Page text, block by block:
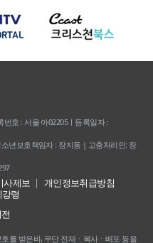
호 : 서울 아02205ㅣ등록일자 :
년보호책임자 : 장지동 | 고충처리인: 장
사제보
개인정보취급방침
령
를 받은바, 무단 전재ㆍ복사ㆍ배포 등을